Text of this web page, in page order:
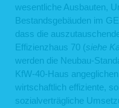
wesentliche Ausbauten,
Bestandsgebäuden im
dass die
Effizienzhaus 70 (siehe
werden die Neubau-
KfW-40-Haus
wirtschaftlich effiziente,
sozialverträgliche